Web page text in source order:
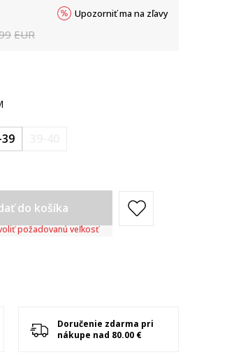
EUR
Upozorniť ma na zľavy
do košíka
požadovanú veľkosť
Doručenie zdarma pri
nákupe nad 80.00 €